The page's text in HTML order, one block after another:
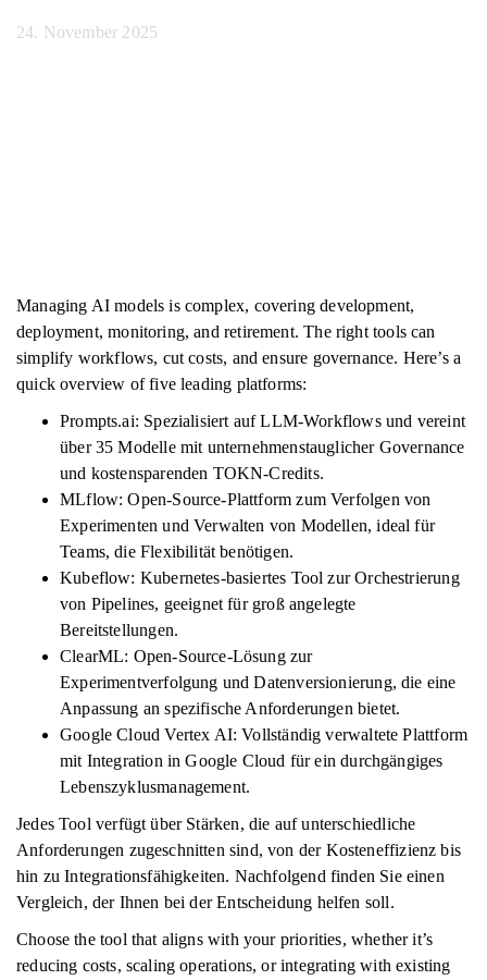
24. November 2025
Managing AI models is complex, covering development,
deployment, monitoring, and retirement. The right tools can
simplify workflows, cut costs, and ensure governance. Here’s a
quick overview of five leading platforms:
Prompts.ai: Spezialisiert auf LLM-Workflows und vereint
über 35 Modelle mit unternehmenstauglicher Governance
und kostensparenden TOKN-Credits.
MLflow: Open-Source-Plattform zum Verfolgen von
Experimenten und Verwalten von Modellen, ideal für
Teams, die Flexibilität benötigen.
Kubeflow: Kubernetes-basiertes Tool zur Orchestrierung
von Pipelines, geeignet für groß angelegte
Bereitstellungen.
ClearML: Open-Source-Lösung zur
Experimentverfolgung und Datenversionierung, die eine
Anpassung an spezifische Anforderungen bietet.
Google Cloud Vertex AI: Vollständig verwaltete Plattform
mit Integration in Google Cloud für ein durchgängiges
Lebenszyklusmanagement.
Jedes Tool verfügt über Stärken, die auf unterschiedliche
Anforderungen zugeschnitten sind, von der Kosteneffizienz bis
hin zu Integrationsfähigkeiten. Nachfolgend finden Sie einen
Vergleich, der Ihnen bei der Entscheidung helfen soll.
Choose the tool that aligns with your priorities, whether it’s
reducing costs, scaling operations, or integrating with existing